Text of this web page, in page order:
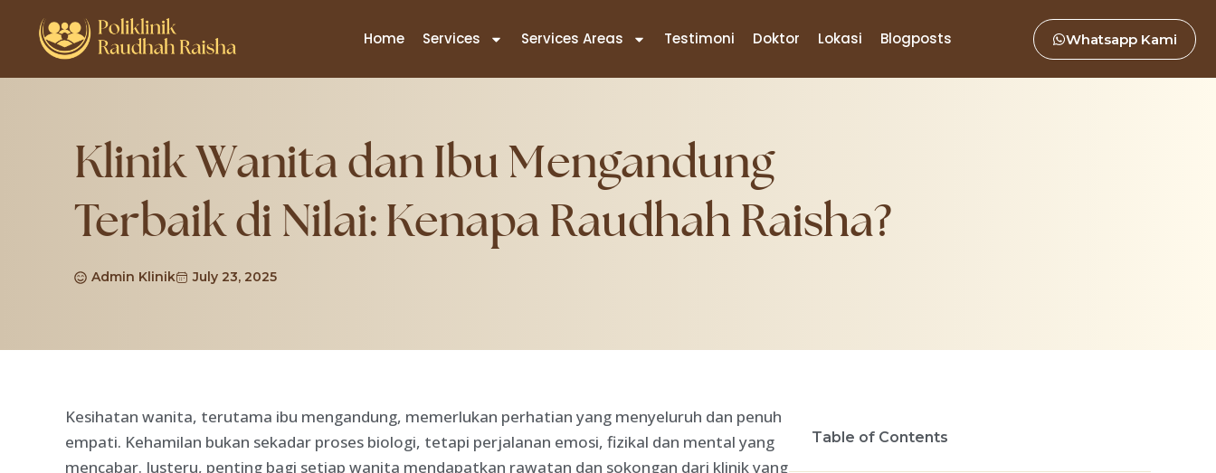
Home Services Services Areas Testimoni Doktor Lokasi Blogposts Whatsapp Kami
Klinik Wanita dan Ibu Mengandung
Terbaik di Nilai: Kenapa Raudhah Raisha?
Admin Klinik July 23, 2025
Kesihatan wanita, terutama ibu mengandung, memerlukan perhatian yang menyeluruh dan penuh
empati. Kehamilan bukan sekadar proses biologi, tetapi perjalanan emosi, fizikal dan mental yang
mencabar. Justeru, penting bagi setiap wanita mendapatkan rawatan dan sokongan dari klinik yang
Table of Contents